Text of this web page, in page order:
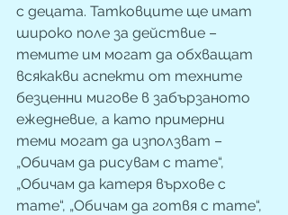
с децата. Татковците ще имат
широко поле за действие –
темите им могат да обхващат
всякакви аспекти от техните
безценни мигове в забързаното
ежедневие, а като примерни
теми могат да използват –
„Обичам да рисувам с тате“,
„Обичам да катеря върхове с
тате“, „Обичам да готвя с тате“,